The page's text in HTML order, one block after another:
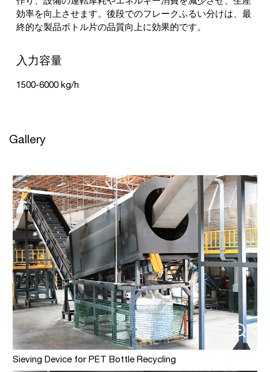
効率を向上させます。後段でのフレークふるい分けは、最
終的な製品ボトル片の品質向上に効果的です。
入力容量
1500-6000 kg/h
Gallery
Sieving Device for PET Bottle Recycling